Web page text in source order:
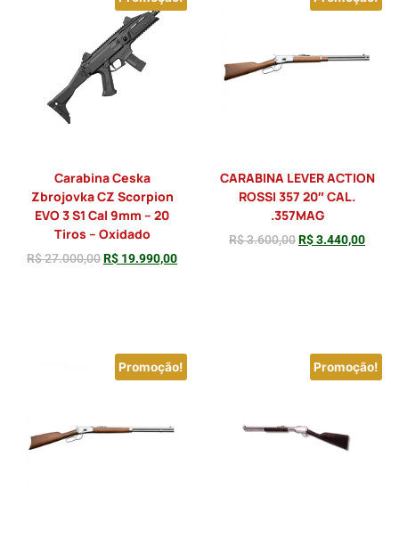
Carabina Ceska
Zbrojovka CZ Scorpion
EVO 3 S1 Cal 9mm – 20
Tiros – Oxidado
R$27.000,00R$ 19.990,00
CARABINA LEVER ACTION
ROSSI 357 20″ CAL.
.357MAG
R$3.600,00R$3.440,00
Promoção! Promoção!